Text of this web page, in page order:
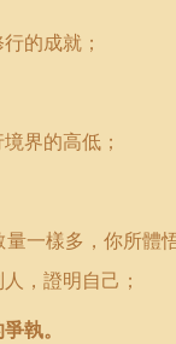
的成就；
界的高低；
一樣多，你所
，證明自己；
執。